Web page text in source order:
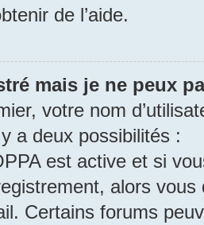
de l’aide.
mais je ne peux
votre nom
a deux possibilités :
est active et si
alors
Certains forums